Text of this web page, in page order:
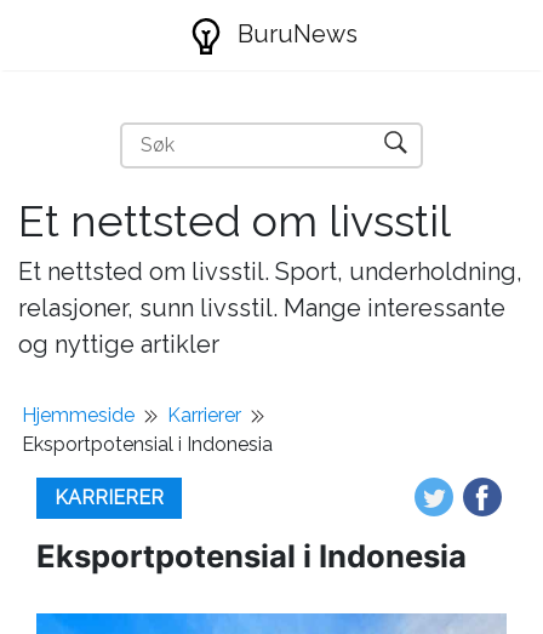
BuruNews
Et nettsted om livsstil
Et nettsted om livsstil. Sport, underholdning,
relasjoner, sunn livsstil. Mange interessante
og nyttige artikler
Hjemmeside
Karrierer
Eksportpotensial i Indonesia
KARRIERER
Eksportpotensial i Indonesia